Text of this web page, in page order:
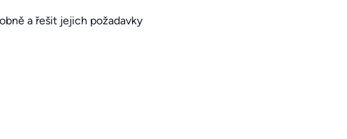
a řešit jejich požadavky